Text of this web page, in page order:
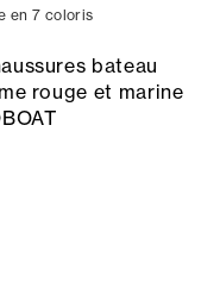
en 7 coloris